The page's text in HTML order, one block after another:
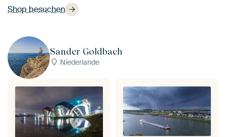
Shop besuchen
Sander Goldbach
Niederlande